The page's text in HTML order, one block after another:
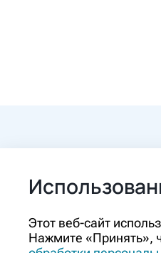
Этот веб-сайт
Нажмите «Принять»,